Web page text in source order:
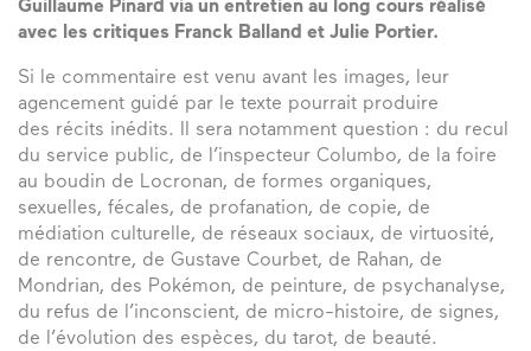
Guillaume Pinard via un entretien au long cours réalisé
avec les critiques Franck Balland et Julie Portier.
Si le commentaire est venu avant les images, leur
agencement guidé par le texte pourrait produire
des récits inédits. Il sera notamment question : du recul
du service public, de l’inspecteur Columbo, de la foire
au boudin de Locronan, de formes organiques,
sexuelles, fécales, de profanation, de copie, de
médiation culturelle, de réseaux sociaux, de virtuosité,
de rencontre, de Gustave Courbet, de Rahan, de
Mondrian, des Pokémon, de peinture, de psychanalyse,
du refus de l’inconscient, de micro-histoire, de signes,
de l’évolution des espèces, du tarot, de beauté.